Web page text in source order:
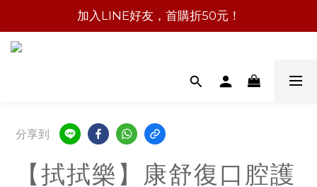
加入LINE好友，首購折50元！
分享到
【拭拭樂】康舒復口腔護